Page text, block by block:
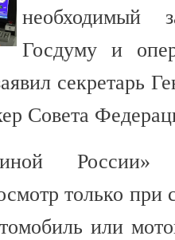
необходимый
Госдуму и
секретарь
Совета
России»
только
или